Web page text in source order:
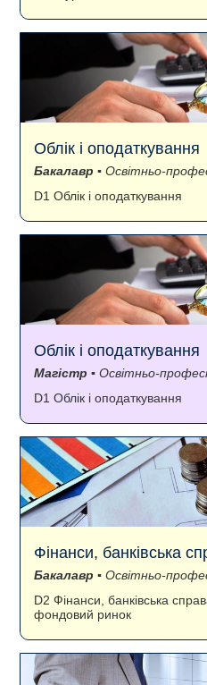
Облік і оподаткування
Бакалавр ▪ Освітньо-
D1 Облік і оподаткування
Облік і оподаткування
Магістр ▪ Освітньо-
D1 Облік і оподаткування
Фінанси, банківська
Бакалавр ▪ Освітньо-
D2 Фінанси, банківська
фондовий ринок